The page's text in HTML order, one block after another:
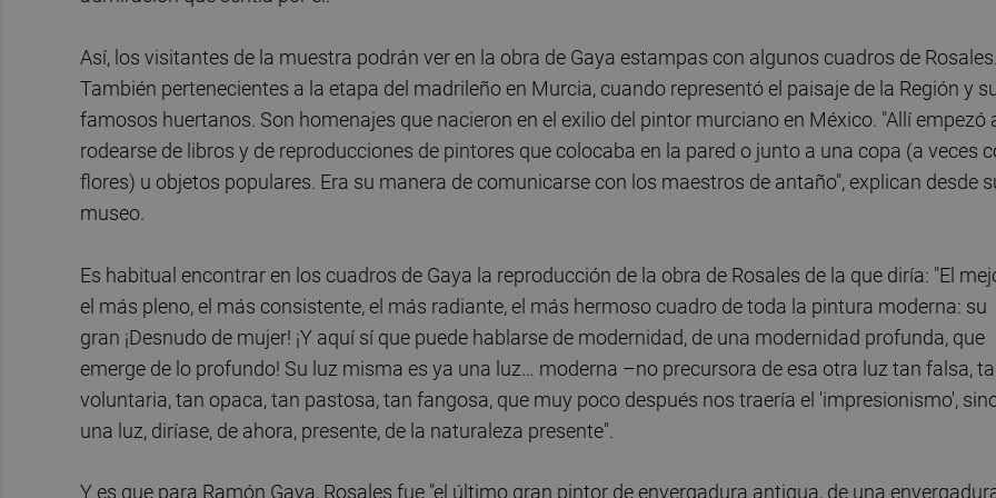
Así, los visitantes de la muestra podrán ver en la obra de Gaya estampas con algunos cuadros de Rosales.
También pertenecientes a la etapa del madrileño en Murcia, cuando representó el paisaje de la Región y
famosos huertanos. Son homenajes que nacieron en el exilio del pintor murciano en México. "Allí empezó
rodearse de libros y de reproducciones de pintores que colocaba en la pared o junto a una copa (a veces
flores) u objetos populares. Era su manera de comunicarse con los maestros de antaño", explican desde
museo.
Es habitual encontrar en los cuadros de Gaya la reproducción de la obra de Rosales de la que diría: "El
el más pleno, el más consistente, el más radiante, el más hermoso cuadro de toda la pintura moderna: su
gran ¡Desnudo de mujer! ¡Y aquí sí que puede hablarse de modernidad, de una modernidad profunda, que
emerge de lo profundo! Su luz misma es ya una luz… moderna –no precursora de esa otra luz tan falsa,
voluntaria, tan opaca, tan pastosa, tan fangosa, que muy poco después nos traería el 'impresionismo',
una luz, diríase, de ahora, presente, de la naturaleza presente".
Y es que para Ramón Gaya, Rosales fue "el último gran pintor de envergadura antigua, de una